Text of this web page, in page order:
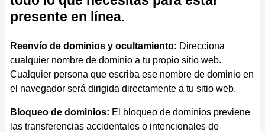
presente en línea.
Reenvío de dominios y ocultamiento: Direcciona
cualquier nombre de dominio a tu propio sitio web.
Cualquier persona que escriba ese nombre de dominio en
el navegador será dirigida directamente a tu sitio web.
Bloqueo de dominios: El bloqueo de dominios previene
las transferencias accidentales o intencionales de